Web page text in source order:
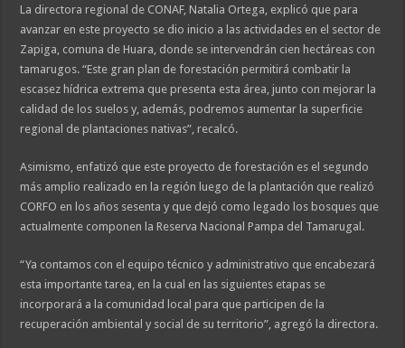
La directora regional de CONAF, Natalia Ortega, explicó que para
avanzar en este proyecto se dio inicio a las actividades en el sector de
Zapiga, comuna de Huara, donde se intervendrán cien hectáreas con
tamarugos. “Este gran plan de forestación permitirá combatir la
escasez hídrica extrema que presenta esta área, junto con mejorar la
calidad de los suelos y, además, podremos aumentar la superficie
regional de plantaciones nativas”, recalcó.
Asimismo, enfatizó que este proyecto de forestación es el segundo
más amplio realizado en la región luego de la plantación que realizó
CORFO en los años sesenta y que dejó como legado los bosques que
actualmente componen la Reserva Nacional Pampa del Tamarugal.
“Ya contamos con el equipo técnico y administrativo que encabezará
esta importante tarea, en la cual en las siguientes etapas se
incorporará a la comunidad local para que participen de la
recuperación ambiental y social de su territorio”, agregó la directora.